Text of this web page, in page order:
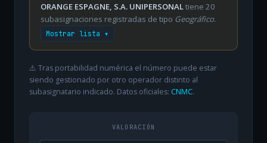
ORANGE ESPAGNE, S.A. UNIPERSONALtiene 20
subasignaciones registradas de tipo Geográfico.
Mostrar lista ▾
⚠️ Tras portabilidad numérica el número puede estar
siendo gestionado por otro operador distinto al
subasignatario indicado. Datos oficiales: CNMC.
VALORACIÓN